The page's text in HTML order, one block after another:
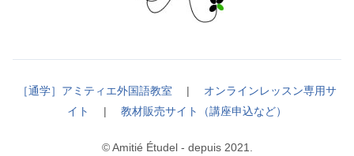
［通学］アミティエ外国語教室 | オンラインレッスン専用サ
イト
| 教材販売サイト（講座申込など）
© Amitié Étudel - depuis 2021.